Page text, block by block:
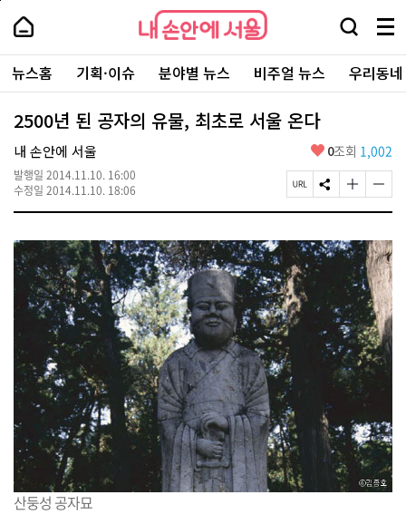
본
로
가
내
손
안
에
서
울
-
서
울
시
대
표
소
포
털
내
손
에
울
검
창
열
기
메
뉴
전
체
보
주
요
서
뉴스홈 기획·이슈 분야별 뉴스 비주얼 뉴스 우리동
2500년 된 공자의 유물, 최초로 서울 온다
내 손안에 서울
발행일 2014.11.10. 16:00
수정일 2014.11.10. 18:06
좋
요
0조회 1,002
페
이
U
R
L
복
사
S
N
공
유
글
자
기
크
게
변
경
하
기
글
자
기
작
게
변
경
하
기
산둥성 공자묘
페
상
단
로